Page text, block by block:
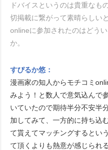
ドバイスというのは貴重なも
切掲載に繋がって素晴らしい
onlineに参加されたのはどう
か。
すぴるか悠：
漫画家の知人からモチコミ
みよう！と数人で意気込んで
いていたので期待半分不安半
加してみて、一方的に持ち込
て貰えてマッチングするとい
て頂くよりも熱意が感じられ